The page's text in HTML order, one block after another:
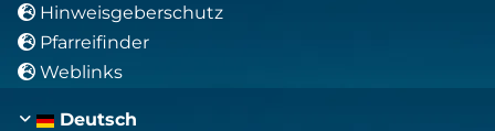
 Hinweisgeberschutz
 Pfarreifinder
 Weblinks
Deutsch